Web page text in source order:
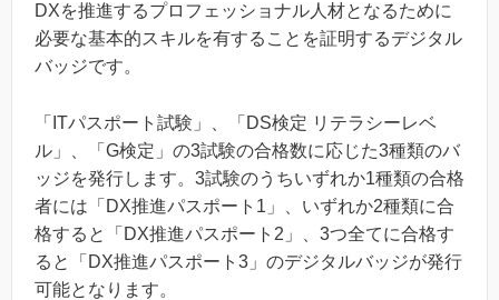
DXを推進するプロフェッショナル人材となるために
必要な基本的スキルを有することを証明するデジタル
バッジです。
「ITパスポート試験」、「DS検定 リテラシーレベ
ル」、「G検定」の3試験の合格数に応じた3種類のバ
ッジを発行します。3試験のうちいずれか1種類の合格
者には「DX推進パスポート1」、いずれか2種類に合
格すると「DX推進パスポート2」、3つ全てに合格す
ると「DX推進パスポート3」のデジタルバッジが発行
可能となります。